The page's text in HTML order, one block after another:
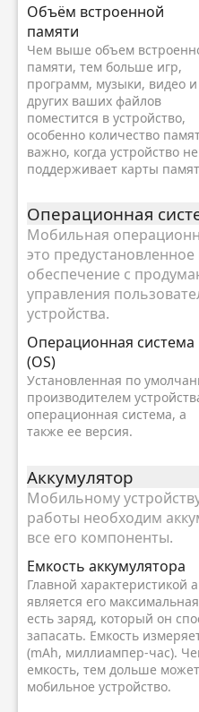
Объём встроенной
памяти
Чем выше объем
памяти, тем больше игр,
программ, музыки, видео и
других ваших файлов
поместится в устройство,
особенно количество
важно, когда устройство не
поддерживает карты
Oперационная
Мобильная
это
обеспечение с
управления
устройства.
Oперационная система
(OS)
Установленная по
производителем
операционная система, а
также ее версия.
Аккумулятор
Мобильному
работы необходим
все его компоненты.
Емкость аккумулятора
Главной характеристикой
является его
есть заряд, который он
запасать. Емкость
(mAh, миллиампер-час).
емкость, тем дольше
мобильное устройство.